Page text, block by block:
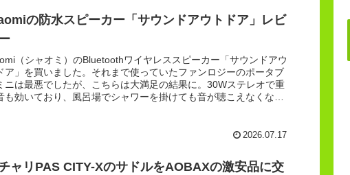
の防水スピーカー「サウンドアウトドア」レビ
（シャオミ）のBluetoothワイヤレススピーカー「サウンドアウ
ア」を買いました。それまで使っていたファンロジーのポータブ
ニは最悪でしたが、こちらは大満足の結果に。30Wステレオで重
も効いており、風呂場でシャワーを掛けても音が聴こえなくなる
2026.07.17
ャリPAS CITY-XのサドルをAOBAXの激安品に交